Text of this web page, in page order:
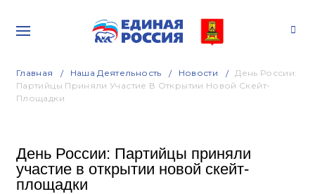
Главная Наша Деятельность Новости
День России:
Партийцы Приняли Участие В Открытии Новой Скейт-
Площадки
День России: Партийцы приняли
участие в открытии новой скейт-
площадки